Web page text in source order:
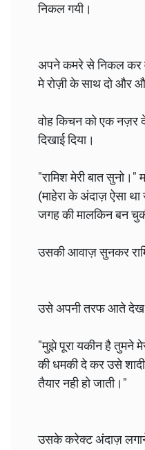
निकल गयी।
अपने कमरे से निकल कर
मे रोज़ी के साथ दो और
वोह किचन को एक नज़र
दिखाई दिया।
"रामिश मेरी बात सुनो।"
(माहेरा के अंदाज़ ऐसा
जगह की मालकिन बन
उसकी आवाज़ सुनकर
उसे अपनी तरफ आते देख
"मुझे पूरा यकीन है तुमने
की धमकी दे कर उसे शादी
तैयार नही हो जाती।"
उसके करेक्ट अंदाज़ लगाने